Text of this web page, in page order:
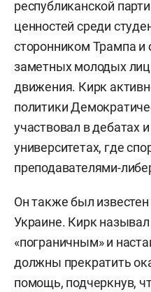
республиканской
ценностей среди
сторонником Трампа и
заметных молодых лиц
движения. Кирк
политики
участвовал в дебатах
университетах, где
преподавателями-
Он также был
Украине. Кирк
«пограничным» и
должны прекратить
помощь, подчеркнув,